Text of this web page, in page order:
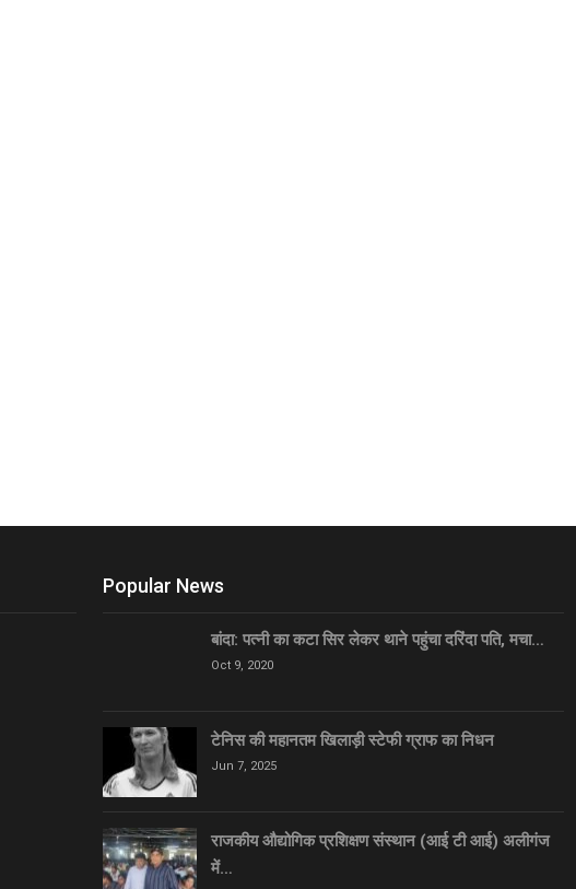
Popular News
बांदा: पत्नी का कटा सिर लेकर थाने पहुंचा दरिंदा पति, मचा…
Oct 9, 2020
टेनिस की महानतम खिलाड़ी स्टेफी ग्राफ का निधन
Jun 7, 2025
राजकीय औद्योगिक प्रशिक्षण संस्थान (आई टी आई) अलीगंज
में…